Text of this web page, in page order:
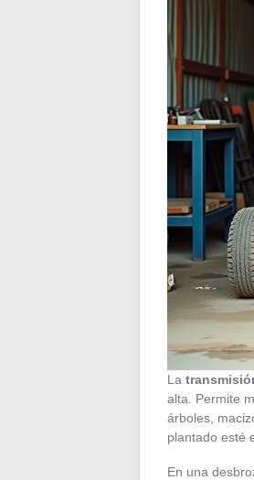
La
alta. Permite
árboles,
plantado esté
En una